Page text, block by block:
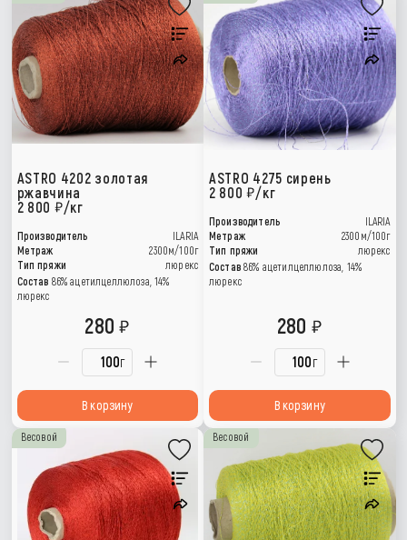
ASTRO 4202 золотая
ржавчина
2 800
/кг
Производитель
ILARIA
Метраж
2300м/100г
Тип пряжи
люрекс
Состав 86% ацетилцеллюлоза, 14%
люрекс
г
280
В корзину
ASTRO 4275 сирень
2 800 /кг
Производитель
ILARIA
Метраж
2300м/100г
Тип пряжи
люрекс
Состав 86% ацетилцеллюлоза, 14%
люрекс
г
280
В корзину
Весовой Весовой